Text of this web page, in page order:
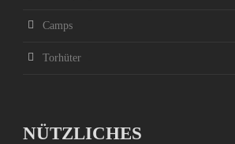
Camps
Torhüter
NÜTZLICHES